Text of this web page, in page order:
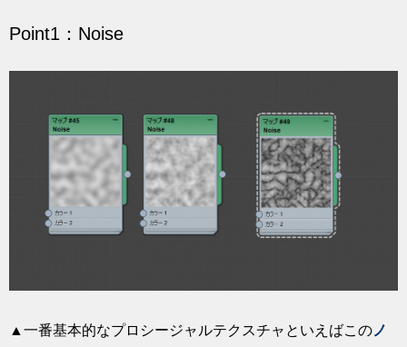
Point1：Noise
▲一番基本的なプロシージャルテクスチャといえばこの ノ